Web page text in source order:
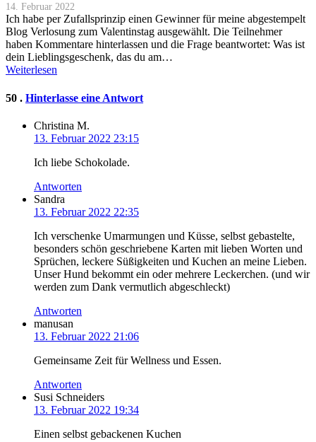
14. Februar 2022
Ich habe per Zufallsprinzip einen Gewinner für meine abgestempelt
Blog Verlosung zum Valentinstag ausgewählt. Die Teilnehmer
haben Kommentare hinterlassen und die Frage beantwortet: Was ist
dein Lieblingsgeschenk, das du am…
Weiterlesen
50 Kommentare
. Hinterlasse eine Antwort
Christina M.
13. Februar 2022 23:15
Ich liebe Schokolade.
Antworten
Sandra
13. Februar 2022 22:35
Ich verschenke Umarmungen und Küsse, selbst gebastelte,
besonders schön geschriebene Karten mit lieben Worten und
Sprüchen, leckere Süßigkeiten und Kuchen an meine Lieben.
Unser Hund bekommt ein oder mehrere Leckerchen. (und wir
werden zum Dank vermutlich abgeschleckt)
Antworten
manusan
13. Februar 2022 21:06
Gemeinsame Zeit für Wellness und Essen.
Antworten
Susi Schneiders
13. Februar 2022 19:34
Einen selbst gebackenen Kuchen